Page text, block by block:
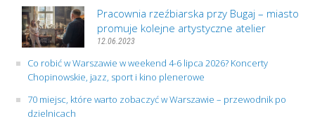
Pracownia rzeźbiarska przy Bugaj – miasto
promuje kolejne artystyczne atelier
12.06.2023
Co robić w Warszawie w weekend 4-6 lipca 2026? Koncerty
Chopinowskie, jazz, sport i kino plenerowe
70 miejsc, które warto zobaczyć w Warszawie – przewodnik po
dzielnicach